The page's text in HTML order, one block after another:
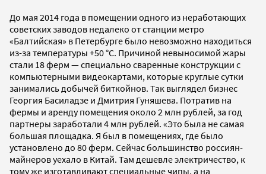
До мая 2014 года в помещении одного из неработающих
советских заводов недалеко от станции метро
«Балтийская» в Петербурге было невозможно находиться
из-за температуры +50 °C. Причиной невыносимой жары
стали 18 ферм — специально сваренные конструкции с
компьютерными видеокартами, которые круглые сутки
занимались добычей биткойнов. Так выглядел бизнес
Георгия Басиладзе и Дмитрия Гуняшева. Потратив на
фермы и аренду помещения около 2 млн рублей, за год
партнеры заработали 4 млн рублей. «Это была не самая
большая площадка. Я был в помещениях, где было
установлено до 80 ферм. Сейчас большинство россиян-
майнеров уехало в Китай. Там дешевле электричество, к
тому же изготавливают специальные чипы, а на